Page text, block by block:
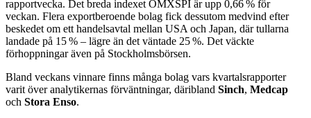
rapportvecka. Det breda indexet OMXSPI är upp 0,66 % för
veckan. Flera exportberoende bolag fick dessutom medvind efter
beskedet om ett handelsavtal mellan USA och Japan, där tullarna
landade på 15 % – lägre än det väntade 25 %. Det väckte
förhoppningar även på Stockholmsbörsen.
Bland veckans vinnare finns många bolag vars kvartalsrapporter
varit över analytikernas förväntningar, däribland Sinch, Medcap
och Stora Enso.